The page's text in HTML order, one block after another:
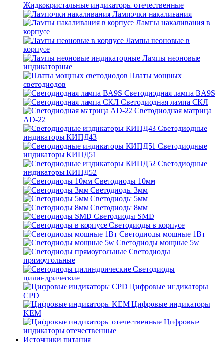
Жидкокристальные индикаторы отечественные
Лампочки накаливания
Лампы накаливания в
корпусе
Лампы неоновые в
корпусе
Лампы неоновые
индикаторные
Платы мощных
светодиодов
Светодиодная лампа BA9S
Светодиодная лампа СКЛ
Светодиодная матрица
AD-22
Светодиодные
индикаторы КИПД43
Светодиодные
индикаторы КИПД51
Светодиодные
индикаторы КИПД52
Светодиоды 10мм
Светодиоды 3мм
Светодиоды 5мм
Светодиоды 8мм
Светодиоды SMD
Светодиоды в корпусе
Светодиоды мощные 1Вт
Светодиоды мощные 5w
Светодиоды
прямоугольные
Светодиоды
цилиндрические
Цифровые индикаторы
CPD
Цифровые индикаторы
KEM
Цифровые
индикаторы отечественные
Источники питания